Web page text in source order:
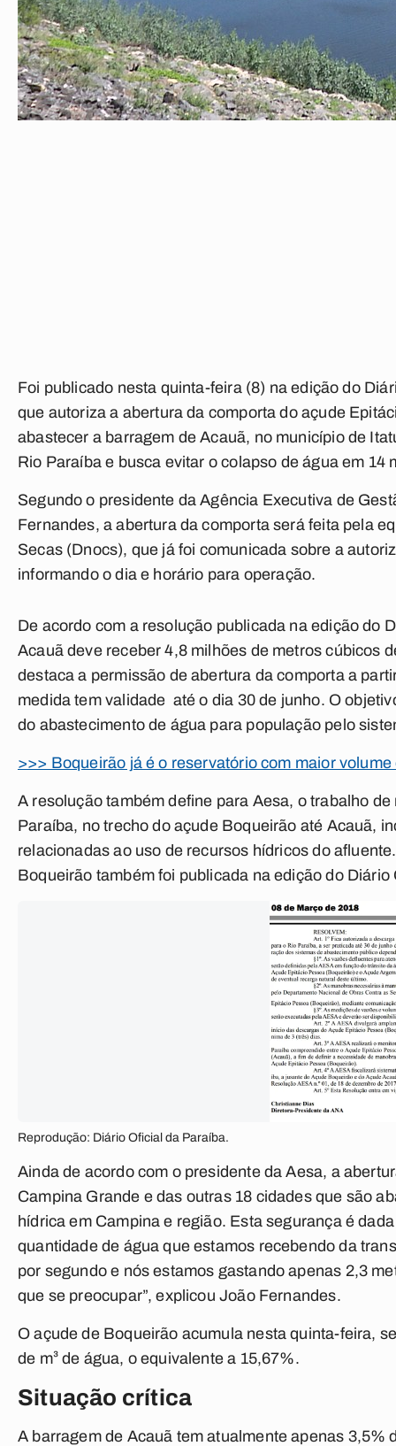
Foi publicado nesta quinta-feira (8) na edição do
que autoriza a abertura da comporta do açude
abastecer a barragem de Acauã, no município de
Rio Paraíba e busca evitar o colapso de água em
Segundo o presidente da Agência Executiva de
Fernandes, a abertura da comporta será feita pela
Secas (Dnocs), que já foi comunicada sobre a
informando o dia e horário para operação.
De acordo com a resolução publicada na edição do
Acauã deve receber 4,8 milhões de metros cúbicos
destaca a permissão de abertura da comporta a
medida tem validade até o dia 30 de junho. O
do abastecimento de água para população pelo
>>> Boqueirão já é o reservatório com maior
A resolução também define para Aesa, o trabalho
Paraíba, no trecho do açude Boqueirão até Acauã,
relacionadas ao uso de recursos hídricos do
Boqueirão também foi publicada na edição do
Reprodução: Diário Oficial da Paraíba.
Ainda de acordo com o presidente da Aesa, a
Campina Grande e das outras 18 cidades que são
hídrica em Campina e região. Esta segurança é
quantidade de água que estamos recebendo da
por segundo e nós estamos gastando apenas 2,3
que se preocupar”, explicou João Fernandes.
O açude de Boqueirão acumula nesta quinta-feira,
de m³ de água, o equivalente a 15,67%.
Situação crítica
A barragem de Acauã tem atualmente apenas